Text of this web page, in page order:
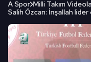
A Spor Milli Takım
Salih Özcan: İnşallah